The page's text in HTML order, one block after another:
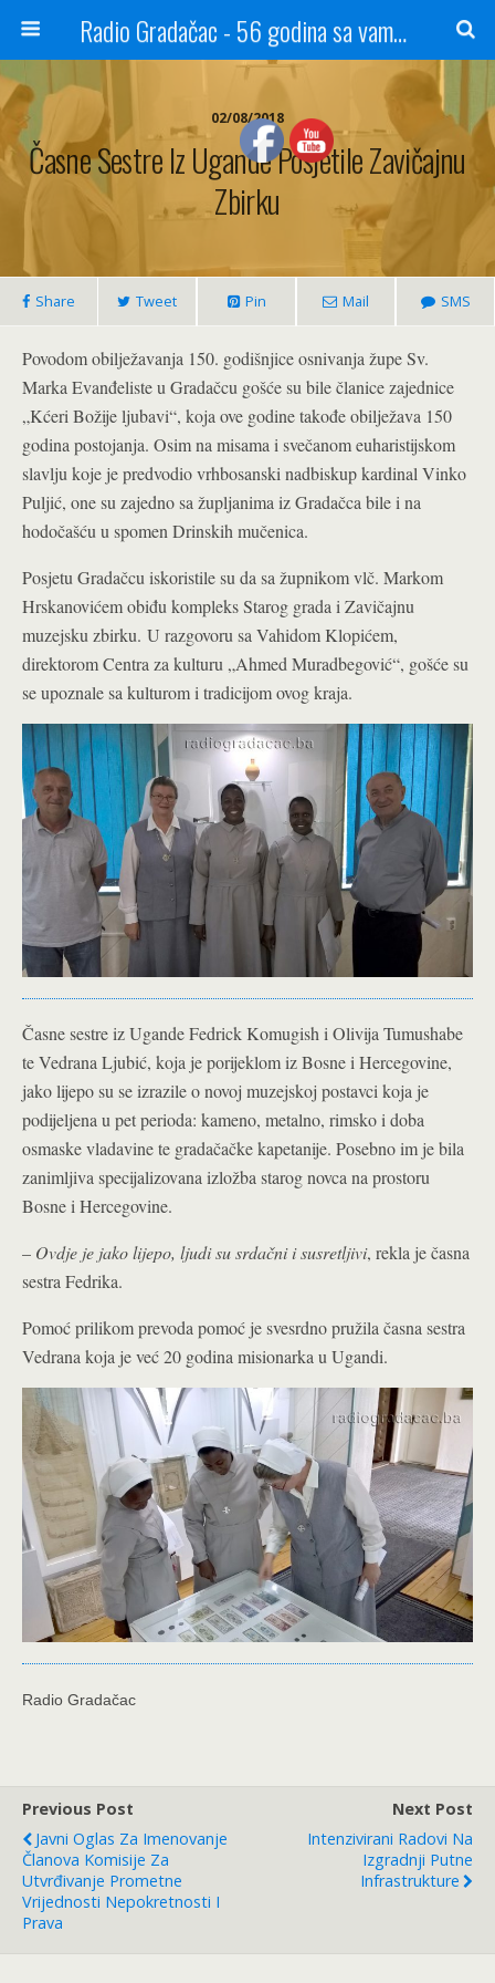
Radio Gradačac - 56 godina sa vama...
02/08/2018
Časne Sestre Iz Ugande Posjetile Zavičajnu
Zbirku
Share Tweet Pin Mail SMS
Povodom obilježavanja 150. godišnjice osnivanja župe Sv.
Marka Evanđeliste u Gradačcu gošće su bile članice zajednice
„Kćeri Božije ljubavi“, koja ove godine takođe obilježava 150
godina postojanja. Osim na misama i svečanom euharistijskom
slavlju koje je predvodio vrhbosanski nadbiskup kardinal Vinko
Puljić, one su zajedno sa župljanima iz Gradačca bile i na
hodočašću u spomen Drinskih mučenica.
Posjetu Gradačcu iskoristile su da sa župnikom vlč. Markom
Hrskanovićem obiđu kompleks Starog grada i Zavičajnu
muzejsku zbirku. U razgovoru sa Vahidom Klopićem,
direktorom Centra za kulturu „Ahmed Muradbegović“, gošće su
se upoznale sa kulturom i tradicijom ovog kraja.
Časne sestre iz Ugande Fedrick Komugish i Olivija Tumushabe
te Vedrana Ljubić, koja je porijeklom iz Bosne i Hercegovine,
jako lijepo su se izrazile o novoj muzejskoj postavci koja je
podijeljena u pet perioda: kameno, metalno, rimsko i doba
osmaske vladavine te gradačačke kapetanije. Posebno im je bila
zanimljiva specijalizovana izložba starog novca na prostoru
Bosne i Hercegovine.
– Ovdje je jako lijepo, ljudi su srdačni i susretljivi, rekla je časna
sestra Fedrika.
Pomoć prilikom prevoda pomoć je svesrdno pružila časna sestra
Vedrana koja je već 20 godina misionarka u Ugandi.
Radio Gradačac
Previous Post
Javni Oglas Za Imenovanje
Članova Komisije Za
Utvrđivanje Prometne
Vrijednosti Nepokretnosti I
Prava
Next Post
Intenzivirani Radovi Na
Izgradnji Putne
Infrastrukture